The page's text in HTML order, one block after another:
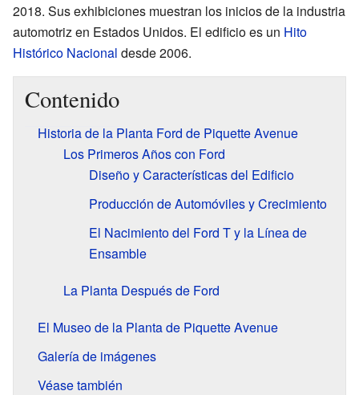
2018. Sus exhibiciones muestran los inicios de la industria
automotriz en Estados Unidos. El edificio es un Hito
Histórico Nacional desde 2006.
Contenido
Historia de la Planta Ford de Piquette Avenue
Los Primeros Años con Ford
Diseño y Características del Edificio
Producción de Automóviles y Crecimiento
El Nacimiento del Ford T y la Línea de
Ensamble
La Planta Después de Ford
El Museo de la Planta de Piquette Avenue
Galería de imágenes
Véase también